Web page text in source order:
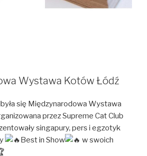
Wystawa Kotów Łódź
się Międzynarodowa Wystawa
przez Supreme Cat Club
singapury, pers i egzotyk
Best in Show
w swoich